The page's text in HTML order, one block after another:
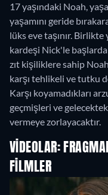
17 yaşındaki Noah,
yaşamını geride
lüks eve taşınır.
kardeşi Nick'le
zıt kişiliklere sahip
karşı tehlikeli ve tutku
Karşı koyamadıkları
geçmişleri ve
vermeye zorlayacaktır.
VIDEOLAR:
FILMLER